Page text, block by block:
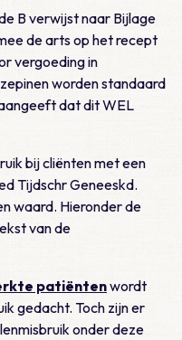
B verwijst naar Bijlage
de arts op het recept
vergoeding in
worden standaard
dat dit WEL
bij cliënten met een
Tijdschr Geneeskd.
waard. Hieronder de
van de
patiëntenwordt
gedacht. Toch zijn er
onder deze